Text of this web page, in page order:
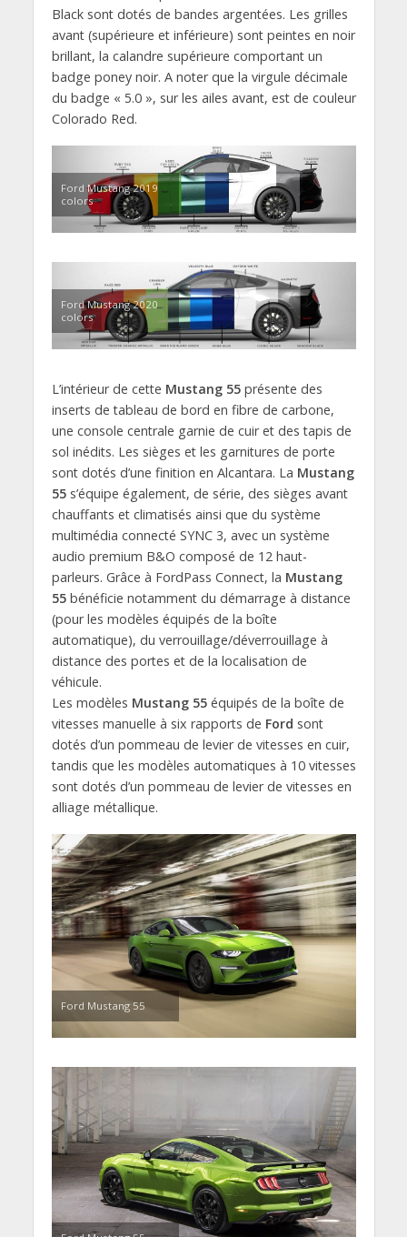
Black sont dotés de bandes argentées. Les grilles
avant (supérieure et inférieure) sont peintes en noir
brillant, la calandre supérieure comportant un
badge poney noir. A noter que la virgule décimale
du badge « 5.0 », sur les ailes avant, est de couleur
Colorado Red.
Ford Mustang 2019
colors
Ford Mustang 2020
colors
L’intérieur de cette Mustang 55présente des
inserts de tableau de bord en fibre de carbone,
une console centrale garnie de cuir et des tapis de
sol inédits. Les sièges et les garnitures de porte
sont dotés d’une finition en Alcantara. La Mustang
55s’équipe également, de série, des sièges avant
chauffants et climatisés ainsi que du système
multimédia connecté SYNC 3, avec un système
audio premium B&O composé de 12 haut-
parleurs. Grâce à FordPass Connect, la Mustang
55bénéficie notamment du démarrage à distance
(pour les modèles équipés de la boîte
automatique), du verrouillage/déverrouillage à
distance des portes et de la localisation de
véhicule.
Les modèles Mustang 55équipés de la boîte de
vitesses manuelle à six rapports de Ford sont
dotés d’un pommeau de levier de vitesses en cuir,
tandis que les modèles automatiques à 10 vitesses
sont dotés d’un pommeau de levier de vitesses en
alliage métallique.
Ford Mustang 55